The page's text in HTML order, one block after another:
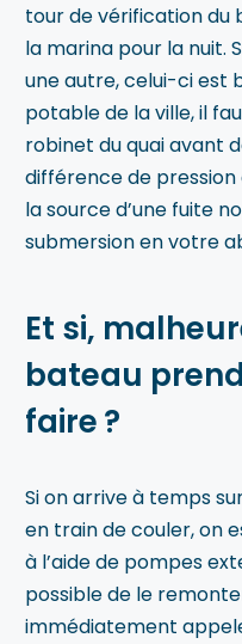
tour de vérification du
la marina pour la nuit.
une autre, celui-ci est
potable de la ville, il
robinet du quai avant
différence de
la source d’une fuite
submersion en votre
Et si,
bateau
faire ?
Si on arrive à temps
en train de couler, on
à l’aide de pompes
possible de le
immédiatement